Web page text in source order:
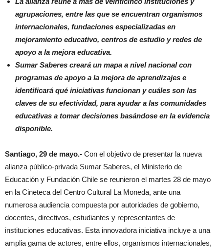
agrupaciones, entre las que se encuentran organismos
internacionales, fundaciones especializadas en
mejoramiento educativo, centros de estudio y redes de
apoyo a la mejora educativa.
Sumar Saberes creará un mapa a nivel nacional con
programas de apoyo a la mejora de aprendizajes e
identificará qué iniciativas funcionan y cuáles son las
claves de su efectividad, para ayudar a las comunidades
educativas a tomar decisiones basándose en la evidencia
disponible.
Santiago, 29 de mayo.- Con el objetivo de presentar la nueva
alianza público-privada Sumar Saberes, el Ministerio de
Educación y Fundación Chile se reunieron el martes 28 de mayo
en la Cineteca del Centro Cultural La Moneda, ante una
numerosa audiencia compuesta por autoridades de gobierno,
docentes, directivos, estudiantes y representantes de
instituciones educativas. Esta innovadora iniciativa incluye a una
amplia gama de actores, entre ellos, organismos internacionales,